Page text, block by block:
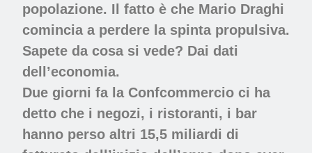
popolazione. Il fatto è che Mario Draghi
comincia a perdere la spinta propulsiva.
Sapete da cosa si vede? Dai dati
dell’economia.
Due giorni fa la Confcommercio ci ha
detto che i negozi, i ristoranti, i bar
hanno perso altri 15,5 miliardi di